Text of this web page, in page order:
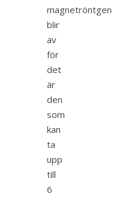
magnetröntgen
blir
av
för
det
är
den
som
kan
ta
upp
till
6